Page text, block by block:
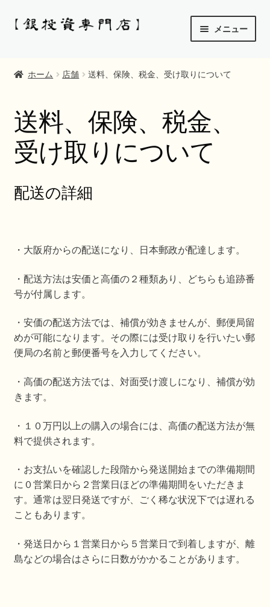
ナ
ー
ン
へ
ス
キ
プ
コ
ン
ス
キ
ッ
プ
メニュー
ポイントシステム
その他の詳細
展
開
ホーム 店舗 送料、保険、税金、受け取りについて
送料、保険、税金、
受け取りについて
配送の詳細
・大阪府からの配送になり、日本郵政が配達します。
・配送方法は安価と高価の２種類あり、どちらも追跡番
号が付属します。
・安価の配送方法では、補償が効きませんが、郵便局留
めが可能になります。その際には受け取りを行いたい郵
便局の名前と郵便番号を入力してください。
・高価の配送方法では、対面受け渡しになり、補償が効
きます。
・１０万円以上の購入の場合には、高価の配送方法が無
料で提供されます。
・お支払いを確認した段階から発送開始までの準備期間
に０営業日から２営業日ほどの準備期間をいただきま
す。通常は翌日発送ですが、ごく稀な状況下では遅れる
こともあります。
・発送日から１営業日から５営業日で到着しますが、離
島などの場合はさらに日数がかかることがあります。